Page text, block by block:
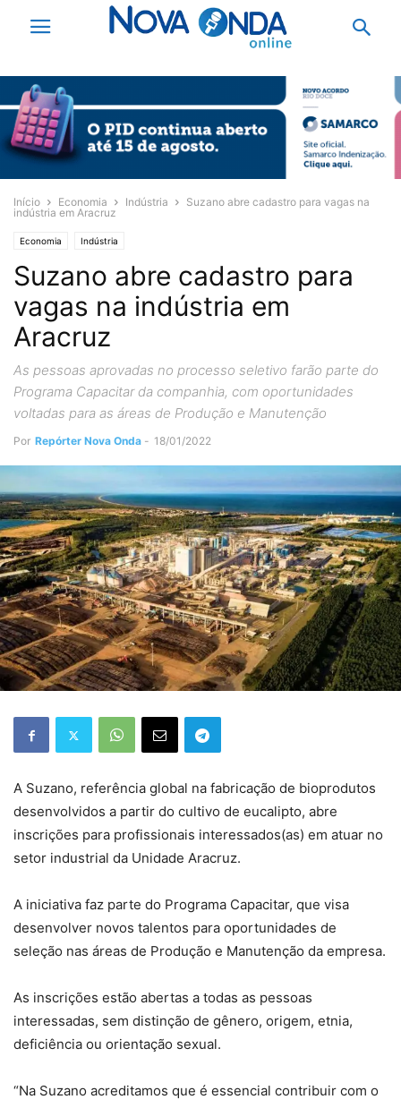
Início Economia Indústria
Suzano abre cadastro para vagas na
indústria em Aracruz
Economia Indústria
Suzano abre cadastro para
vagas na indústria em
Aracruz
As pessoas aprovadas no processo seletivo farão parte do
Programa Capacitar da companhia, com oportunidades
voltadas para as áreas de Produção e Manutenção
Por Repórter Nova Onda - 18/01/2022
A Suzano, referência global na fabricação de bioprodutos
desenvolvidos a partir do cultivo de eucalipto, abre
inscrições para profissionais interessados(as) em atuar no
setor industrial da Unidade Aracruz.
A iniciativa faz parte do Programa Capacitar, que visa
desenvolver novos talentos para oportunidades de
seleção nas áreas de Produção e Manutenção da empresa.
As inscrições estão abertas a todas as pessoas
interessadas, sem distinção de gênero, origem, etnia,
deficiência ou orientação sexual.
“Na Suzano acreditamos que é essencial contribuir com o